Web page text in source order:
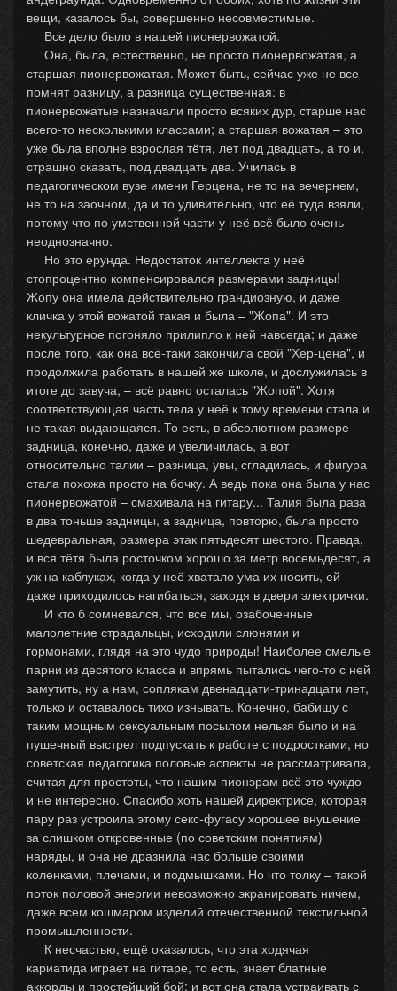
вещи, казалось бы, совершенно несовместимые.
Все дело было в нашей пионервожатой.
Она, была, естественно, не просто пионервожатая, а
старшая пионервожатая. Может быть, сейчас уже не все
помнят разницу, а разница существенная: в
пионервожатые назначали просто всяких дур, старше нас
всего-то несколькими классами; а старшая вожатая – это
уже была вполне взрослая тётя, лет под двадцать, а то и,
страшно сказать, под двадцать два. Училась в
педагогическом вузе имени Герцена, не то на вечернем,
не то на заочном, да и то удивительно, что её туда взяли,
потому что по умственной части у неё всё было очень
неоднозначно.
Но это ерунда. Недостаток интеллекта у неё
стопроцентно компенсировался размерами задницы!
Жопу она имела действительно грандиозную, и даже
кличка у этой вожатой такая и была – "Жопа". И это
некультурное погоняло прилипло к ней навсегда; и даже
после того, как она всё-таки закончила свой "Хер-цена", и
продолжила работать в нашей же школе, и дослужилась в
итоге до завуча, – всё равно осталась "Жопой". Хотя
соответствующая часть тела у неё к тому времени стала и
не такая выдающаяся. То есть, в абсолютном размере
задница, конечно, даже и увеличилась, а вот
относительно талии – разница, увы, сгладилась, и фигура
стала похожа просто на бочку. А ведь пока она была у нас
пионервожатой – смахивала на гитару... Талия была раза
в два тоньше задницы, а задница, повторю, была просто
шедевральная, размера этак пятьдесят шестого. Правда,
и вся тётя была росточком хорошо за метр восемьдесят, а
уж на каблуках, когда у неё хватало ума их носить, ей
даже приходилось нагибаться, заходя в двери электрички.
И кто б сомневался, что все мы, озабоченные
малолетние страдальцы, исходили слюнями и
гормонами, глядя на это чудо природы! Наиболее смелые
парни из десятого класса и впрямь пытались чего-то с ней
замутить, ну а нам, соплякам двенадцати-тринадцати лет,
только и оставалось тихо изнывать. Конечно, бабищу с
таким мощным сексуальным посылом нельзя было и на
пушечный выстрел подпускать к работе с подростками, но
советская педагогика половые аспекты не рассматривала,
считая для простоты, что нашим пионэрам всё это чуждо
и не интересно. Спасибо хоть нашей директрисе, которая
пару раз устроила этому секс-фугасу хорошее внушение
за слишком откровенные (по советским понятиям)
наряды, и она не дразнила нас больше своими
коленками, плечами, и подмышками. Но что толку – такой
поток половой энергии невозможно экранировать ничем,
даже всем кошмаром изделий отечественной текстильной
промышленности.
К несчастью, ещё оказалось, что эта ходячая
кариатида играет на гитаре, то есть, знает блатные
аккорды и простейший бой; и вот она стала устраивать с